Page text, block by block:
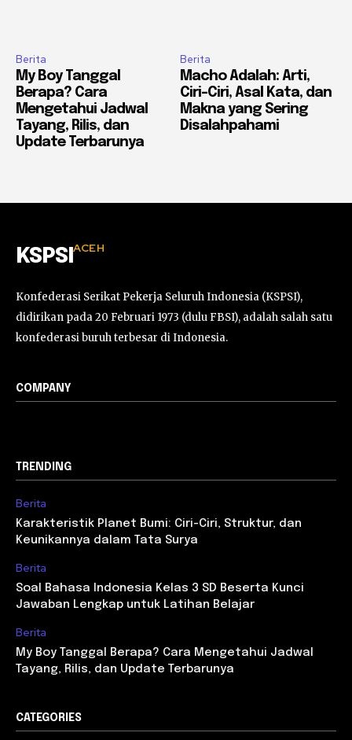
Berita
My Boy Tanggal
Berapa? Cara
Mengetahui Jadwal
Tayang, Rilis, dan
Update Terbarunya
Berita
Macho Adalah: Arti,
Ciri-Ciri, Asal Kata, dan
Makna yang Sering
Disalahpahami
KSPSIACEH
Konfederasi Serikat Pekerja Seluruh Indonesia (KSPSI),
didirikan pada 20 Februari 1973 (dulu FBSI), adalah salah satu
konfederasi buruh terbesar di Indonesia.
COMPANY
TRENDING
Berita
Karakteristik Planet Bumi: Ciri-Ciri, Struktur, dan
Keunikannya dalam Tata Surya
Berita
Soal Bahasa Indonesia Kelas 3 SD Beserta Kunci
Jawaban Lengkap untuk Latihan Belajar
Berita
My Boy Tanggal Berapa? Cara Mengetahui Jadwal
Tayang, Rilis, dan Update Terbarunya
CATEGORIES